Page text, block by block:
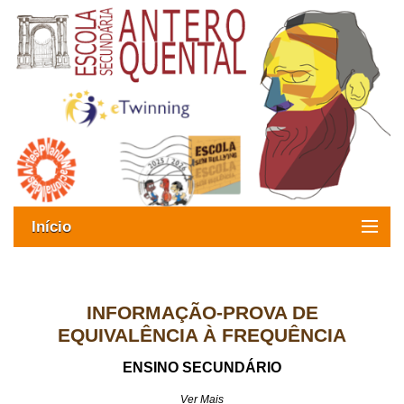
Início
Oferta formativaINFORMAÇÃO-PROVA DE
EQUIVALÊNCIA À FREQUÊNCIA
ENSINO SECUNDÁRIO
Ver Mais